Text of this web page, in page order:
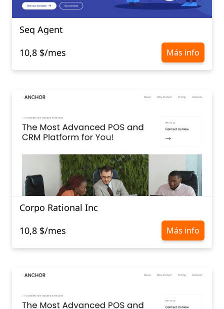
Seq Agent
10,8 $/mes
Más info
Corpo Rational Inc
10,8 $/mes
Más info